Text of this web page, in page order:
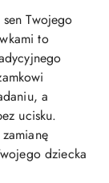
Twojego
to
a
ucisku.
dziecka